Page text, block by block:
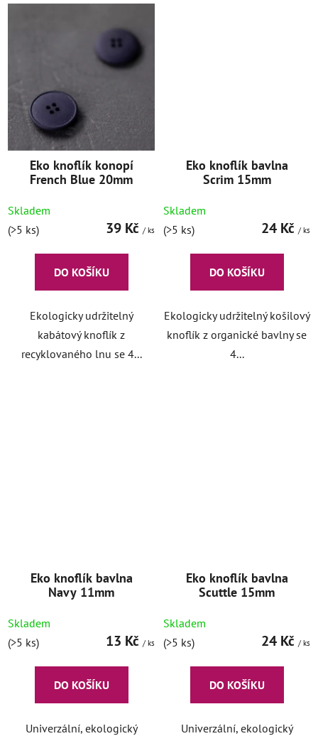
Eko knoflík konopí
French Blue 20mm
Skladem
(>5 ks)
39 Kč / ks
DO KOŠÍKU
Ekologicky udržitelný
kabátový knoflík z
recyklovaného lnu se 4...
Eko knoflík bavlna
Scrim 15mm
Skladem
(>5 ks)
24 Kč / ks
DO KOŠÍKU
Ekologicky udržitelný košilový
knoflík z organické bavlny se
4...
Eko knoflík bavlna
Navy 11mm
Skladem
(>5 ks)
13 Kč / ks
DO KOŠÍKU
Univerzální, ekologický
Eko knoflík bavlna
Scuttle 15mm
Skladem
(>5 ks)
24 Kč / ks
DO KOŠÍKU
Univerzální, ekologický